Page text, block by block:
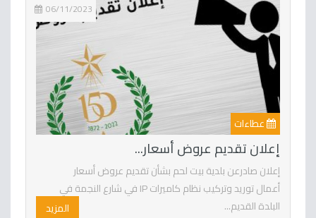
عطاءات
إعلان تقديم عروض أسعار...
06/11/2023
إعلان صادرعن بلدية بيت لحم بشأن تقديم عروض أسعار
أعمال توريد وتركيب نظام كاميرات IP في شارع النجمة في
البلدة القديم...
المزيد